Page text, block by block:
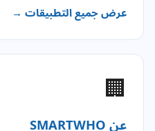
عرض جميع التطبيقات →
🏢
عن SMARTWHO